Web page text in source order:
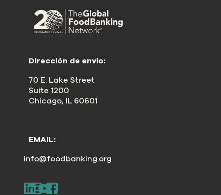
ACERCA
DE GFN
NUESTRA MISIÓN
Dirección de envio:
70 E. Lake Street
Suite 1200
Chicago, IL 60601
EMAIL:
info@foodbanking.org